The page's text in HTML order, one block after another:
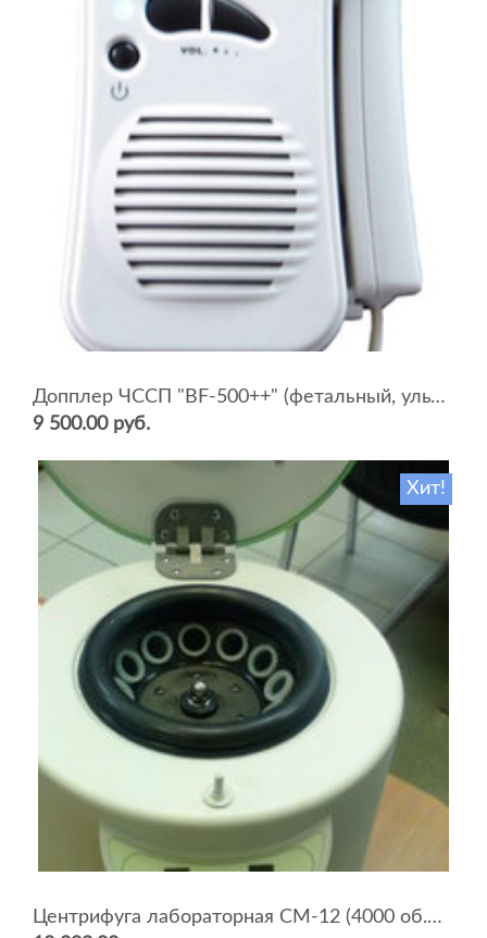
Допплер ЧССП "BF-500++" (фетальный, ультразвуковой)
9 500.00 руб.
Хит!
Центрифуга лабораторная СМ-12 (4000 об.мин, 12 пробирок)